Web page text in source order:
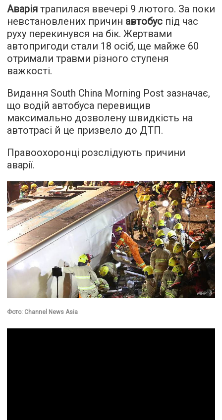
Аварія трапилася ввечері 9 лютого. За поки
невстановлених причин автобус під час
руху перекинувся на бік. Жертвами
автопригоди стали 18 осіб, ще майже 60
отримали травми різного ступеня
важкості.
Видання South China Morning Post зазначає,
що водій автобуса перевищив
максимально дозволену швидкість на
автотрасі й це призвело до ДТП.
Правоохоронці розслідують причини
аварії.
Фото: Channel News Asia